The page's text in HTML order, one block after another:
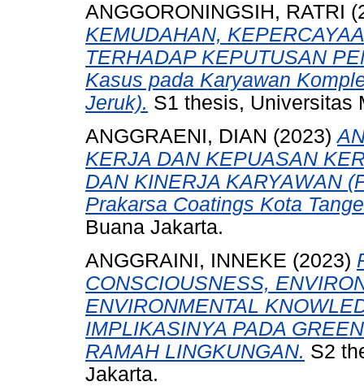
ANGGORONINGSIH, RATRI
KEMUDAHAN,
TERHADAP KEPUTUSAN
Kasus pada Karyawan
Jeruk). S1 thesis, Universitas
ANGGRAENI, DIAN (2023)
KERJA DAN KEPUASAN
DAN KINERJA KARYAWAN
Prakarsa Coatings Kota
Buana Jakarta.
ANGGRAINI, INNEKE (2023)
CONSCIOUSNESS,
ENVIRONMENTAL
IMPLIKASINYA PADA
RAMAH LINGKUNGAN. S2
Jakarta.